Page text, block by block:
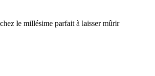
le millésime parfait à laisser mûrir